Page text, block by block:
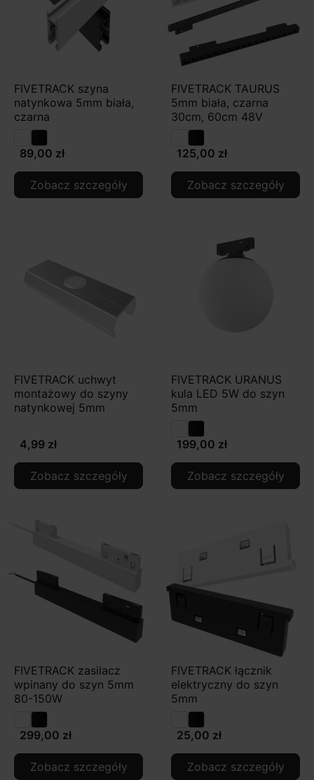
FIVETRACK szyna
natynkowa 5mm biała,
czarna
89,00 zł
Zobacz szczegóły
FIVETRACK TAURUS
5mm biała, czarna
30cm, 60cm 48V
125,00 zł
Zobacz szczegóły
FIVETRACK uchwyt
montażowy do szyny
natynkowej 5mm
4,99 zł
Zobacz szczegóły
FIVETRACK URANUS
kula LED 5W do szyn
5mm
199,00 zł
Zobacz szczegóły
FIVETRACK zasilacz
wpinany do szyn 5mm
80-150W
299,00 zł
Zobacz szczegóły
FIVETRACK łącznik
elektryczny do szyn
5mm
25,00 zł
Zobacz szczegóły